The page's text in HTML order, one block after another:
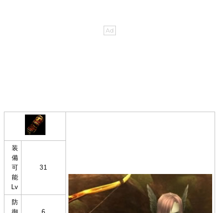
装
備
可
能
Lv
31
防
御
6